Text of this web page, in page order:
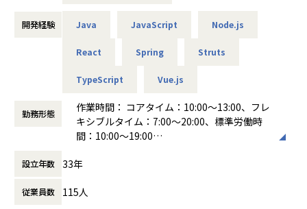
以上参画中）や某グローバル会社向け各種システム開発・某
をベースに使用し、要件定義、設計、開発、テストを担当し
・会員管理、顧客管理、ロボットシステム、生成AI他多数の
※上記以外にも多数のプロジェクトがありますのでスキルに
応じて案件を提案いたします。
・上流～下流まで一気通貫で担当することも可能です！
peScript、React、Node.js、Vue.jsなどの案件があります。
開発経験 Java JavaScript Node.js
React Spring Struts
TypeScript Vue.js
勤務形態
作業時間： コアタイム：10:00～13:00、フレ
キシブルタイム：7:00～20:00、標準労働時
間：10:00～19:00
時間外労働の有無： 有（月平均15時間）
設立年数 33年
従業員数 115人